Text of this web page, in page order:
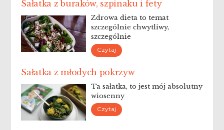
Sałatka z buraków, szpinaku i fety
Zdrowa dieta to temat
szczególnie chwytliwy,
szczególnie
Czytaj
Sałatka z młodych pokrzyw
Ta sałatka, to jest mój absolutny
wiosenny
Czytaj